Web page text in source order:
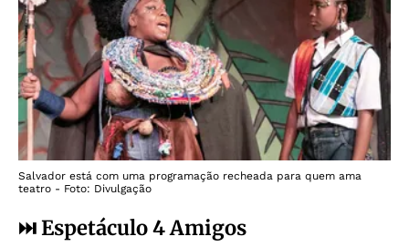
Salvador está com uma programação recheada para quem ama
teatro - Foto: Divulgação
⏭️ Espetáculo 4 Amigos